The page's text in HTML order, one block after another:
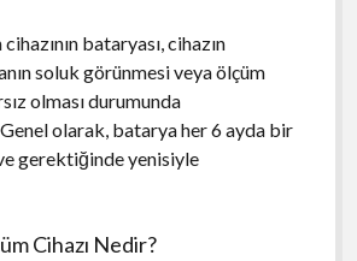
bataryası, cihazın
soluk görünmesi veya ölçüm
olması durumunda
olarak, batarya her 6 ayda bir
gerektiğinde yenisiyle
Cihazı Nedir?